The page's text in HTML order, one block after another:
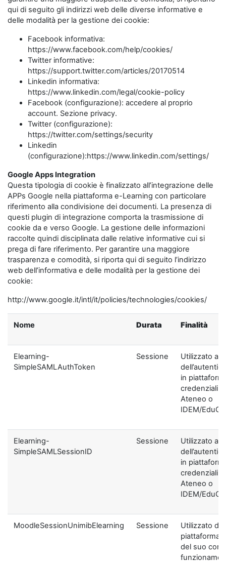
qui di seguito gli indirizzi web delle diverse informative e
delle modalità per la gestione dei cookie:
Facebook informativa:
https://www.facebook.com/help/cookies/
Twitter informative:
https://support.twitter.com/articles/20170514
Linkedin informativa:
https://www.linkedin.com/legal/cookie-policy
Facebook (configurazione): accedere al proprio
account. Sezione privacy.
Twitter (configurazione):
https://twitter.com/settings/security
Linkedin
(configurazione):https://www.linkedin.com/settings/
Google Apps Integration
Questa tipologia di cookie è finalizzato all’integrazione delle
APPs Google nella piattaforma e-Learning con particolare
riferimento alla condivisione dei documenti. La presenza di
questi plugin di integrazione comporta la trasmissione di
cookie da e verso Google. La gestione delle informazioni
raccolte quindi disciplinata dalle relative informative cui si
prega di fare riferimento. Per garantire una maggiore
trasparenza e comodità, si riporta qui di seguito l’indirizzo
web dell’informativa e delle modalità per la gestione dei
cookie:
http://www.google.it/intl/it/policies/technologies/cookies/
Nome Durata Finalità
Elearning-
SimpleSAMLAuthToken
Sessione
Utilizzato ai
in
credenziali di
Ateneo o
IDEM/
Elearning-
SimpleSAMLSessionID
Sessione
Utilizzato ai
in
credenziali di
Ateneo o
IDEM/
MoodleSessionUnimibElearning Sessione
Utilizzato
piattaforma
del suo